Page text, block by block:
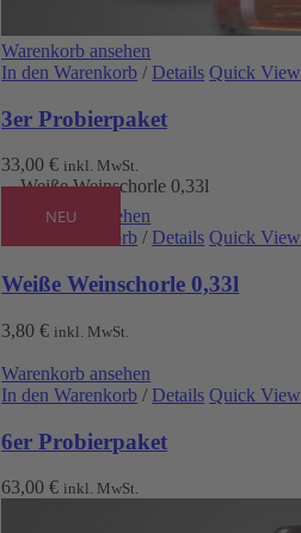
Warenkorb ansehen
In den Warenkorb / Details Quick View
3er Probierpaket
33,00€ inkl. MwSt.
NEU
Warenkorb ansehen
In den Warenkorb / Details Quick View
Weiße Weinschorle 0,33l
3,80€ inkl. MwSt.
Warenkorb ansehen
In den Warenkorb / Details Quick View
6er Probierpaket
63,00€ inkl. MwSt.